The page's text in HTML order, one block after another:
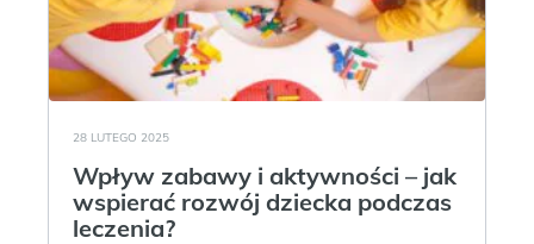
28 LUTEGO 2025
Wpływ zabawy i aktywności – jak
wspierać rozwój dziecka podczas
leczenia?